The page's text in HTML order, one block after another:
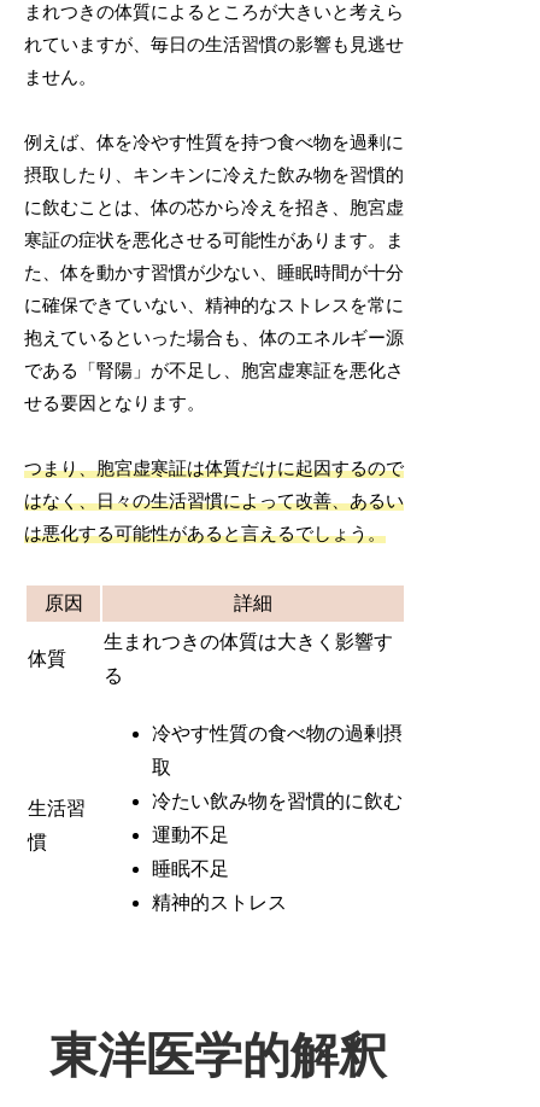
まれつきの体質によるところが大きいと考えら
れていますが、毎日の生活習慣の影響も見逃せ
ません。
例えば、体を冷やす性質を持つ食べ物を過剰に
摂取したり、キンキンに冷えた飲み物を習慣的
に飲むことは、体の芯から冷えを招き、胞宮虚
寒証の症状を悪化させる可能性があります。ま
た、体を動かす習慣が少ない、睡眠時間が十分
に確保できていない、精神的なストレスを常に
抱えているといった場合も、体のエネルギー源
である「腎陽」が不足し、胞宮虚寒証を悪化さ
せる要因となります。
つまり、胞宮虚寒証は体質だけに起因するので
はなく、日々の生活習慣によって改善、あるい
は悪化する可能性があると言えるでしょう。
原因 詳細
体質
生まれつきの体質は大きく影響す
る
生活習
慣
冷やす性質の食べ物の過剰摂
取
冷たい飲み物を習慣的に飲む
運動不足
睡眠不足
精神的ストレス
東洋医学的解釈